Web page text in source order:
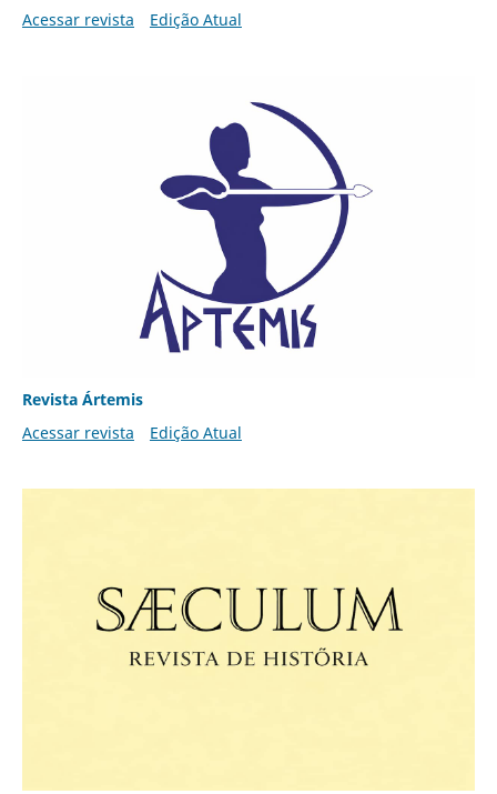
Acessar revista
Edição Atual
Revista Ártemis
Acessar revista
Edição Atual